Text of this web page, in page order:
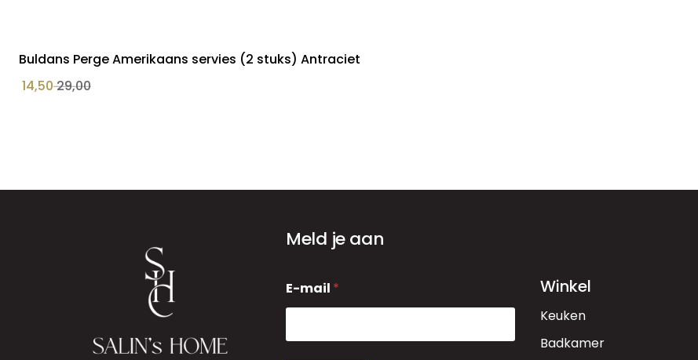
Buldans Perge Amerikaans servies (2 stuks) Antraciet
14,5029,00
Meld je aan
-
m
i
E-mail * Winkel
Keuken
Badkamer